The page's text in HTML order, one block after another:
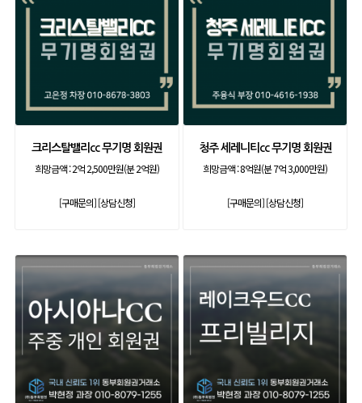
크리스탈밸리cc 무기명 회원권
희망금액 :2억 2,500만원(분 2억원)
[구매문의][상담신청]
청주 세레니티cc 무기명 회원권
희망금액 :8억원(분 7억 3,000만원)
[구매문의][상담신청]